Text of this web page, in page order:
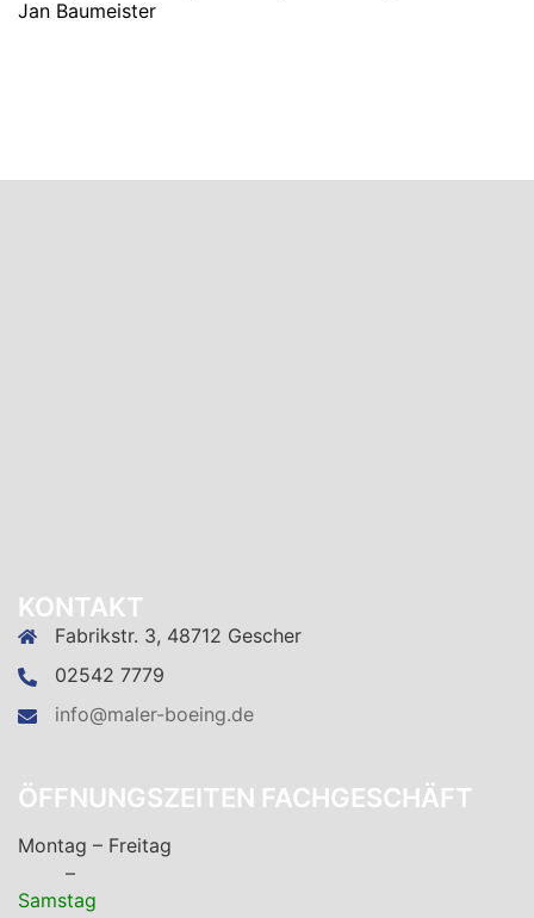
Jan Baumeister
KONTAKT
Fabrikstr. 3, 48712 Gescher
02542 7779
info@maler-boeing.de
ÖFFNUNGSZEITEN FACHGESCHÄFT
Montag – Freitag
–
Samstag